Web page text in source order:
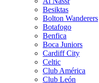
Besiktas
Bolton Wanderers
Botafogo
Benfica
Boca Juniors
Cardiff City
Celtic
Club América
Club León